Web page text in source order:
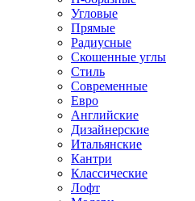
Угловые
Прямые
Радиусные
Скошенные углы
Стиль
Современные
Евро
Английские
Дизайнерские
Итальянские
Кантри
Классические
Лофт